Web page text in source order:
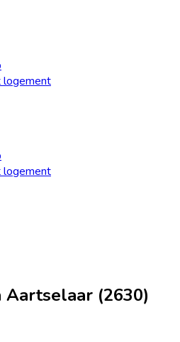
logement
logement
(2630)